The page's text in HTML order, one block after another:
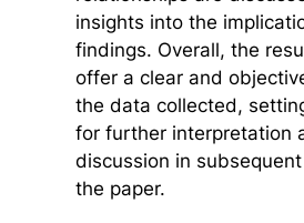
insights into the
findings. Overall, the
offer a clear and
the data collected,
for further interpretation
discussion in
the paper.